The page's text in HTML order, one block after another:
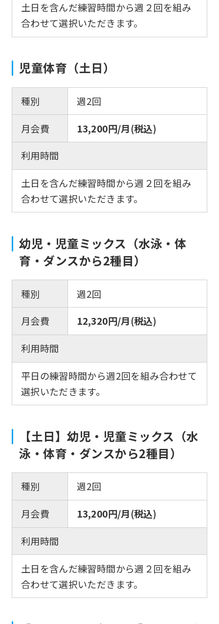
土日を含んだ練習時間から週２回を組み
合わせて選択いただきます。
児童体育（土日）
種別
週2回
月会費
13,200円/月(税込)
利用時間
土日を含んだ練習時間から週２回を組み
合わせて選択いただきます。
幼児・児童ミックス（水泳・体
育・ダンスから2種目）
種別
週2回
月会費
12,320円/月(税込)
利用時間
平日の練習時間から週2回を組み合わせて
選択いただきます。
【土日】幼児・児童ミックス（水
泳・体育・ダンスから2種目）
種別
週2回
月会費
13,200円/月(税込)
利用時間
土日を含んだ練習時間から週２回を組み
合わせて選択いただきます。
For
foreigners
Central
Sports
website
is
into
Click
link
below
translation)
to
return
top
page.